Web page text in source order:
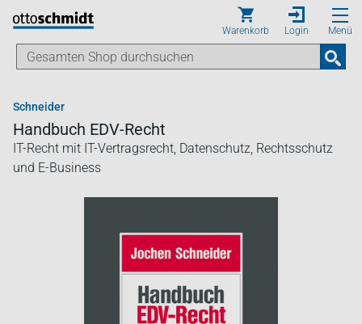
Direkt zum Inhalt
Warenkorb Login Menü
Schneider
Handbuch EDV-Recht
IT-Recht mit IT-Vertragsrecht, Datenschutz, Rechtsschutz
und E-Business